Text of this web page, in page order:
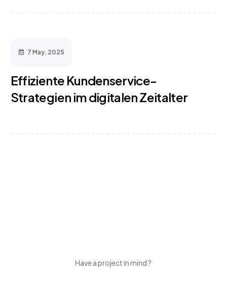
7 May, 2025
Effiziente Kundenservice-
Strategien im digitalen Zeitalter
Have a project in mind ?